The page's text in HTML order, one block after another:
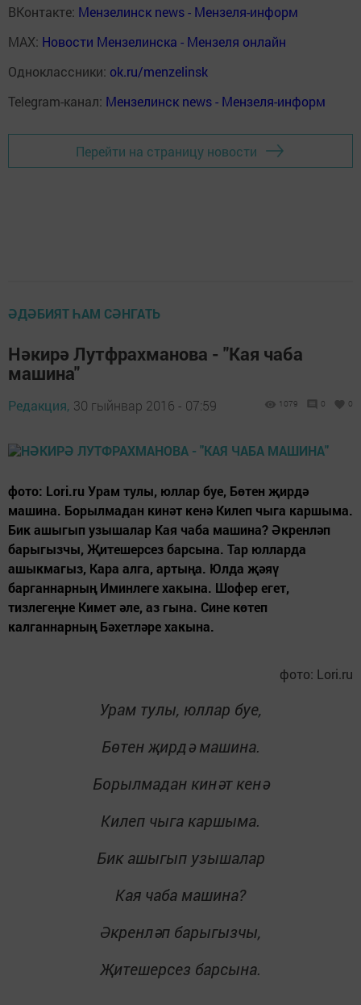
ВКонтакте: Мензелинск news - Мензеля-информ
MAX: Новости Мензелинска - Мензеля онлайн
Одноклассники: ok.ru/menzelinsk
Telegram-канал: Мензелинск news - Мензеля-информ
Перейти на страницу новости
ӘДӘБИЯТ ҺАМ СӘНГАТЬ
Нәкирә Лутфрахманова - "Кая чаба
машина"
Редакция, 30 гыйнвар 2016 - 07:59 1079 0 0
фото: Lori.ru Урам тулы, юллар буе, Бөтен җирдә
машина. Борылмадан кинәт кенә Килеп чыга каршыма.
Бик ашыгып узышалар Кая чаба машина? Әкренләп
барыгызчы, Җитешерсез барсына. Тар юлларда
ашыкмагыз, Кара алга, артыңа. Юлда җәяү
барганнарның Иминлеге хакына. Шофер егет,
тизлегеңне Кимет әле, аз гына. Сине көтеп
калганнарның Бәхетләре хакына.
фото: Lori.ru
Урам тулы, юллар буе,
Бөтен җирдә машина.
Борылмадан кинәт кенә
Килеп чыга каршыма.
Бик ашыгып узышалар
Кая чаба машина?
Әкренләп барыгызчы,
Җитешерсез барсына.